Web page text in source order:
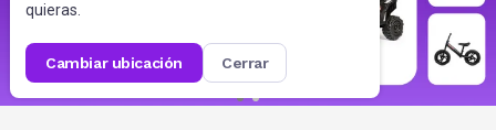
quieras.
cambiar ubicación cerrar